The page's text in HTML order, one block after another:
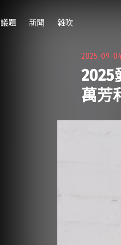
議題 新聞 雜吹
2025-09-
2025
萬芳